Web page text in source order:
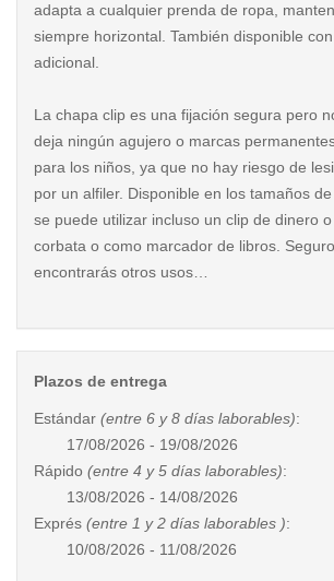
adapta a cualquier prenda de ropa,
siempre horizontal. También disponible
adicional.
La chapa clip es una fijación segura pero
deja ningún agujero o marcas
para los niños, ya que no hay riesgo de
por un alfiler. Disponible en los tamaños
se puede utilizar incluso un clip de dinero
corbata o como marcador de libros.
encontrarás otros usos…
Plazos de entrega
Estándar (entre 6 y 8 días laborables):
17/08/2026 - 19/08/2026
Rápido (entre 4 y 5 días laborables):
13/08/2026 - 14/08/2026
Exprés (entre 1 y 2 días laborables ):
10/08/2026 - 11/08/2026